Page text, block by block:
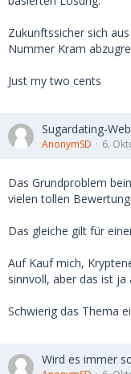
Zukunftssicher sich
Nummer Kram
Just my two cents
Sugardating-
AnonymSD 6.
Das Grundproblem
vielen tollen
Das gleiche gilt für
Auf Kauf mich,
sinnvoll, aber das ist ja
Schwierig das Thema
Wird es immer